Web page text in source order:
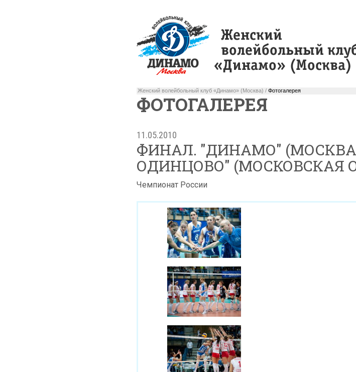
Женский волейбольный клуб «Динамо» (Москва) / Фотогалерея
ФОТОГАЛЕРЕЯ
11.05.2010
ФИНАЛ. "ДИНАМО"
ОДИНЦОВО" (МОСКОВСКАЯ
Чемпионат России